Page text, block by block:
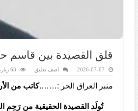
قلق القصيدة بين قاسم
2026-07-07 اضف تعليق 63 زيارة
منبر العراق الحر :…….كاتب من
تُولَد القصيدة الحقيقية من رَحِم